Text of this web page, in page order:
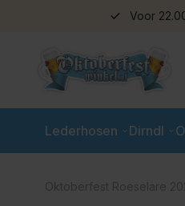
Voor
Lederhosen Dirndl
Oktoberfest Roeselare